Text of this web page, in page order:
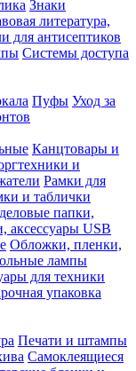
Знаки
литература,
для антисептиков
Системы доступа
Пуфы Уход за
Канцтовары и
и
Рамки для
и таблички
папки,
аксессуары USB
Обложки, пленки,
лампы
для техники
упаковка
Печати и штампы
Самоклеящиеся